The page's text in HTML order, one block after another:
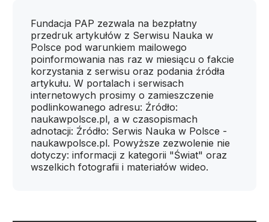
Fundacja PAP zezwala na bezpłatny
przedruk artykułów z Serwisu Nauka w
Polsce pod warunkiem mailowego
poinformowania nas raz w miesiącu o fakcie
korzystania z serwisu oraz podania źródła
artykułu. W portalach i serwisach
internetowych prosimy o zamieszczenie
podlinkowanego adresu: Źródło:
naukawpolsce.pl, a w czasopismach
adnotacji: Źródło: Serwis Nauka w Polsce -
naukawpolsce.pl. Powyższe zezwolenie nie
dotyczy: informacji z kategorii "Świat" oraz
wszelkich fotografii i materiałów wideo.